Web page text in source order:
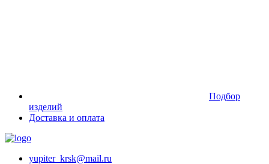
Подбор
изделий
Доставка и оплата
yupiter_krsk@mail.ru